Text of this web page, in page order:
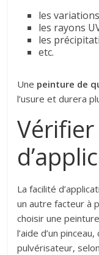
les
les rayons
les
etc.
Une peinture de
l’usure et durera
La facilité
un autre facteur à
choisir une
l’aide d’un
pulvérisateur,